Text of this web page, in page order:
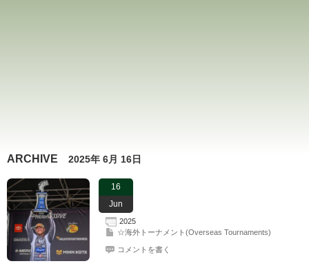
ARCHIVE 2025年 6月 16日
16
Jun
2025
☆海外トーナメント(Overseas Tournaments)
コメントを書く